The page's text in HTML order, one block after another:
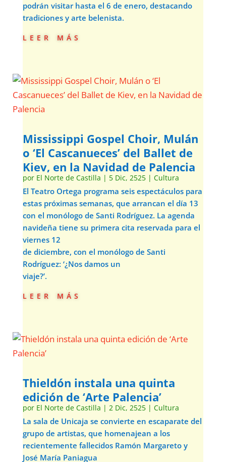
podrán visitar hasta el 6 de enero, destacando
tradiciones y arte belenista.
leer más
Mississippi Gospel Choir, Mulán
o ‘El Cascanueces’ del Ballet de
Kiev, en la Navidad de Palencia
por El Norte de Castilla | 5 Dic, 2525| Cultura
El Teatro Ortega programa seis espectáculos para
estas próximas semanas, que arrancan el día 13
con el monólogo de Santi Rodríguez. La agenda
navideña tiene su primera cita reservada para el
viernes 12
de diciembre, con el monólogo de Santi
Rodríguez: ‘¿Nos damos un
viaje?’.
leer más
Thieldón instala una quinta
edición de ‘Arte Palencia’
por El Norte de Castilla | 2 Dic, 2525| Cultura
La sala de Unicaja se convierte en escaparate del
grupo de artistas, que homenajean a los
recientemente fallecidos Ramón Margareto y
José María Paniagua